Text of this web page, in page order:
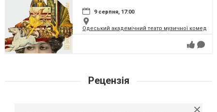
9 серпня, 17:00
Одеський академічний театр музичної комедії
Рецензія